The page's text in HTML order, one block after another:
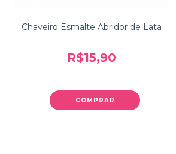
Chaveiro Esmalte Abridor de Lata
R$15,90
COMPRAR